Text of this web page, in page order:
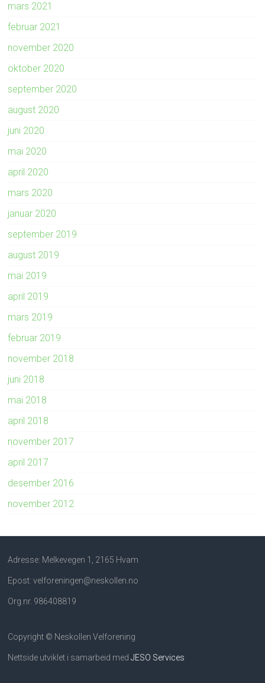
mars 2021
februar 2021
november 2020
oktober 2020
september 2020
august 2020
juni 2020
mai 2020
april 2020
mars 2020
januar 2020
september 2019
august 2019
mai 2019
april 2019
mars 2019
februar 2019
november 2018
juni 2018
mai 2018
april 2018
november 2017
april 2017
desember 2016
november 2012
Adresse: Melkevegen 1, 2165 Hvam
Epost: velforeningen@neskollen.no
Org.nr. 986408819
Copyright © Neskollen Velforening
Nettside utviklet i samarbeid medJESO Services